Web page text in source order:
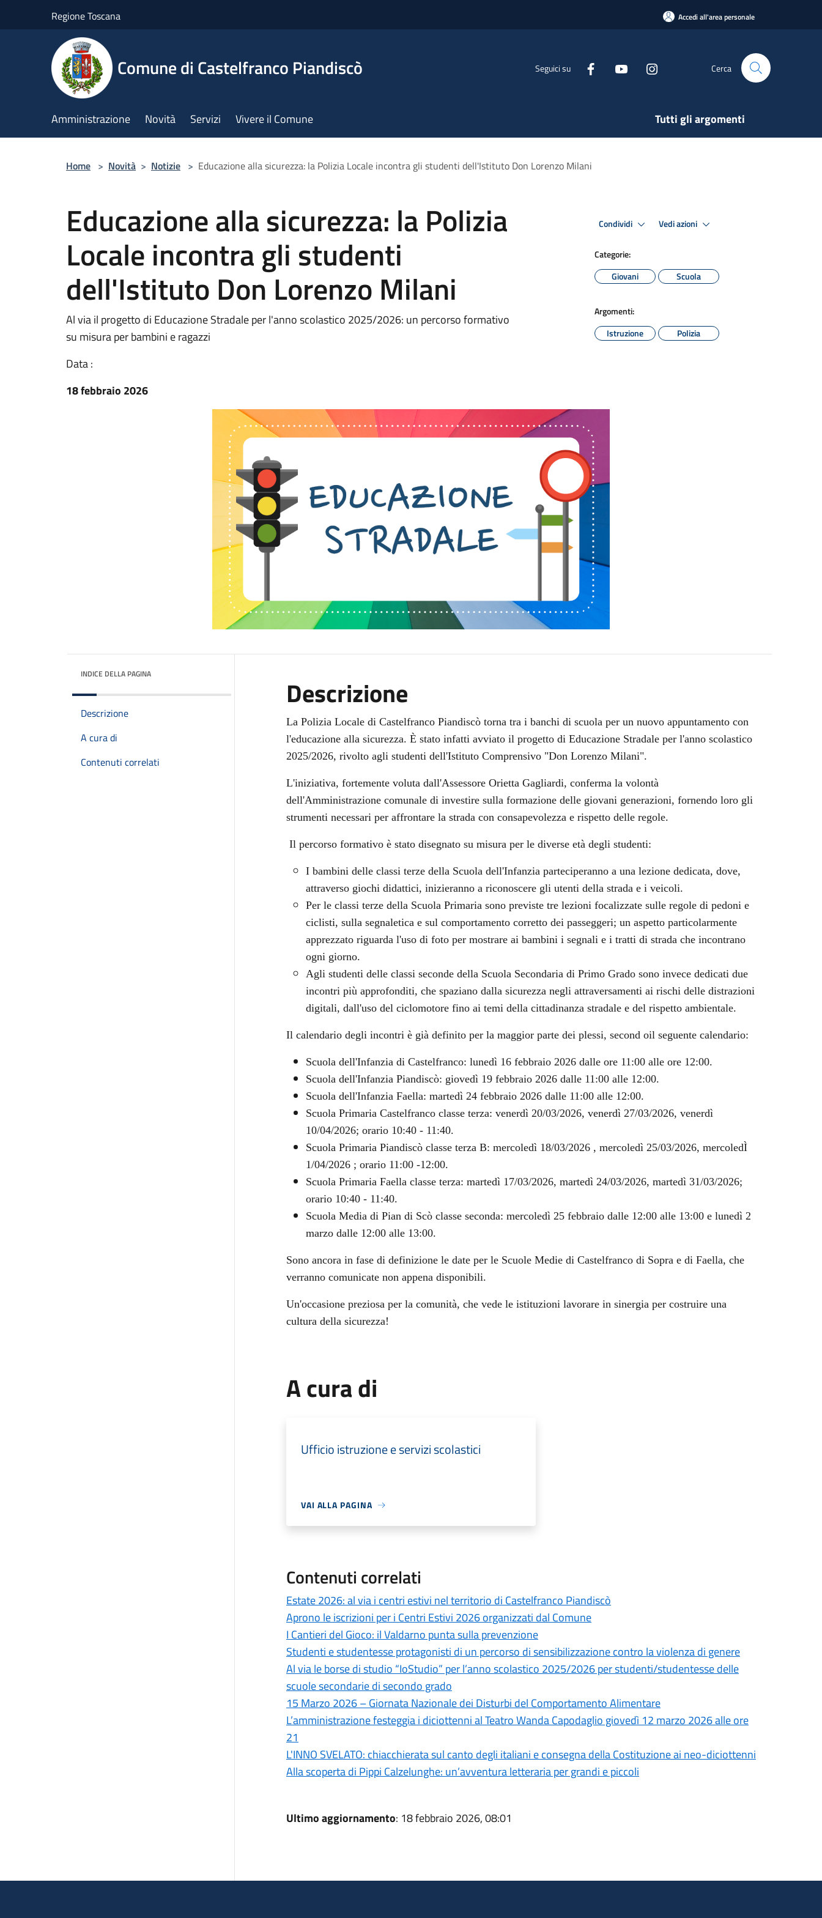
Regione Toscana Accedi all'area personale
Comune di Castelfranco Piandiscò Seguici su Cerca
Amministrazione Novità Servizi Vivere il Comune Tutti gli argomenti
Home > Novità > Notizie > Educazione alla sicurezza: la Polizia Locale incontra gli studenti dell'Istituto Don Lorenzo Milani
Educazione alla sicurezza: la Polizia
Locale incontra gli studenti
dell'Istituto Don Lorenzo Milani
Al via il progetto di Educazione Stradale per l'anno scolastico 2025/2026: un percorso formativo
su misura per bambini e ragazzi
Data :
18 febbraio 2026
Condividi Vedi azioni
Categorie:
Giovani
Scuola
Argomenti:
Istruzione
Polizia
INDICE DELLA PAGINA
Descrizione
A cura di
Contenuti correlati
Descrizione
La Polizia Locale di Castelfranco Piandiscò torna tra i banchi di scuola per un nuovo appuntamento con
l'educazione alla sicurezza. È stato infatti avviato il progetto di Educazione Stradale per l'anno scolastico
2025/2026, rivolto agli studenti dell'Istituto Comprensivo "Don Lorenzo Milani".
L'iniziativa, fortemente voluta dall'Assessore Orietta Gagliardi, conferma la volontà
dell'Amministrazione comunale di investire sulla formazione delle giovani generazioni, fornendo loro gli
strumenti necessari per affrontare la strada con consapevolezza e rispetto delle regole.
Il percorso formativo è stato disegnato su misura per le diverse età degli studenti:
I bambini delle classi terze della Scuola dell'Infanzia parteciperanno a una lezione dedicata, dove,
attraverso giochi didattici, inizieranno a riconoscere gli utenti della strada e i veicoli.
Per le classi terze della Scuola Primaria sono previste tre lezioni focalizzate sulle regole di pedoni e
ciclisti, sulla segnaletica e sul comportamento corretto dei passeggeri; un aspetto particolarmente
apprezzato riguarda l'uso di foto per mostrare ai bambini i segnali e i tratti di strada che incontrano
ogni giorno.
Agli studenti delle classi seconde della Scuola Secondaria di Primo Grado sono invece dedicati due
incontri più approfonditi, che spaziano dalla sicurezza negli attraversamenti ai rischi delle distrazioni
digitali, dall'uso del ciclomotore fino ai temi della cittadinanza stradale e del rispetto ambientale.
Il calendario degli incontri è già definito per la maggior parte dei plessi, second oil seguente calendario:
Scuola dell'Infanzia di Castelfranco: lunedì 16 febbraio 2026 dalle ore 11:00 alle ore 12:00.
Scuola dell'Infanzia Piandiscò: giovedì 19 febbraio 2026 dalle 11:00 alle 12:00.
Scuola dell'Infanzia Faella: martedì 24 febbraio 2026 dalle 11:00 alle 12:00.
Scuola Primaria Castelfranco classe terza: venerdì 20/03/2026, venerdì 27/03/2026, venerdì
10/04/2026; orario 10:40 - 11:40.
Scuola Primaria Piandiscò classe terza B: mercoledì 18/03/2026 , mercoledì 25/03/2026, mercoledÌ
1/04/2026 ; orario 11:00 -12:00.
Scuola Primaria Faella classe terza: martedì 17/03/2026, martedì 24/03/2026, martedì 31/03/2026;
orario 10:40 - 11:40.
Scuola Media di Pian di Scò classe seconda: mercoledì 25 febbraio dalle 12:00 alle 13:00 e lunedì 2
marzo dalle 12:00 alle 13:00.
Sono ancora in fase di definizione le date per le Scuole Medie di Castelfranco di Sopra e di Faella, che
verranno comunicate non appena disponibili.
Un'occasione preziosa per la comunità, che vede le istituzioni lavorare in sinergia per costruire una
cultura della sicurezza!
A cura di
Ufficio istruzione e servizi scolastici
VAI ALLA PAGINA
Contenuti correlati
Estate 2026: al via i centri estivi nel territorio di Castelfranco Piandiscò
Aprono le iscrizioni per i Centri Estivi 2026 organizzati dal Comune
I Cantieri del Gioco: il Valdarno punta sulla prevenzione
Studenti e studentesse protagonisti di un percorso di sensibilizzazione contro la violenza di genere
Al via le borse di studio “IoStudio” per l’anno scolastico 2025/2026 per studenti/studentesse delle
scuole secondarie di secondo grado
15 Marzo 2026 – Giornata Nazionale dei Disturbi del Comportamento Alimentare
L’amministrazione festeggia i diciottenni al Teatro Wanda Capodaglio giovedì 12 marzo 2026 alle ore
21
L'INNO SVELATO: chiacchierata sul canto degli italiani e consegna della Costituzione ai neo-diciottenni
Alla scoperta di Pippi Calzelunghe: un’avventura letteraria per grandi e piccoli
Ultimo aggiornamento: 18 febbraio 2026, 08:01